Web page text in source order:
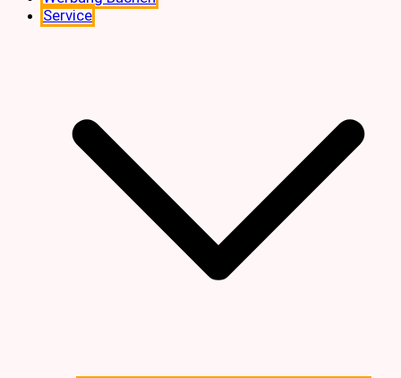
Service